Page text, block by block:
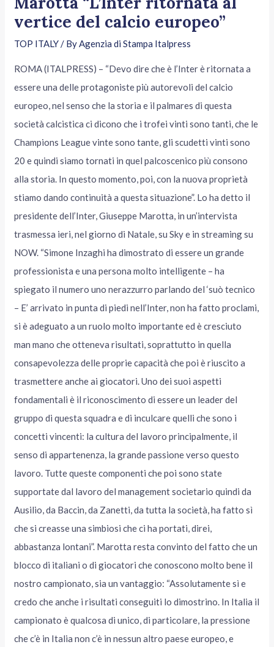
vertice del calcio europeo”
TOP ITALY/ ByAgenzia di Stampa Italpress
ROMA (ITALPRESS) – “Devo dire che è l’Inter è ritornata a
essere una delle protagoniste più autorevoli del calcio
europeo, nel senso che la storia e il palmares di questa
società calcistica ci dicono che i trofei vinti sono tanti, che le
Champions League vinte sono tante, gli scudetti vinti sono
20 e quindi siamo tornati in quel palcoscenico più consono
alla storia. In questo momento, poi, con la nuova proprietà
stiamo dando continuità a questa situazione”. Lo ha detto il
presidente dell’Inter, Giuseppe Marotta, in un’intervista
trasmessa ieri, nel giorno di Natale, su Sky e in streaming su
NOW. “Simone Inzaghi ha dimostrato di essere un grande
professionista e una persona molto intelligente – ha
spiegato il numero uno nerazzurro parlando del ‘suò tecnico
– E’ arrivato in punta di piedi nell’Inter, non ha fatto proclami,
si è adeguato a un ruolo molto importante ed è cresciuto
man mano che otteneva risultati, soprattutto in quella
consapevolezza delle proprie capacità che poi è riuscito a
trasmettere anche ai giocatori. Uno dei suoi aspetti
fondamentali è il riconoscimento di essere un leader del
gruppo di questa squadra e di inculcare quelli che sono i
concetti vincenti: la cultura del lavoro principalmente, il
senso di appartenenza, la grande passione verso questo
lavoro. Tutte queste componenti che poi sono state
supportate dal lavoro del management societario quindi da
Ausilio, da Baccin, da Zanetti, da tutta la società, ha fatto sì
che si creasse una simbiosi che ci ha portati, direi,
abbastanza lontani”. Marotta resta convinto del fatto che un
blocco di italiani o di giocatori che conoscono molto bene il
nostro campionato, sia un vantaggio: “Assolutamente sì e
credo che anche i risultati conseguiti lo dimostrino. In Italia il
campionato è qualcosa di unico, di particolare, la pressione
che c’è in Italia non c’è in nessun altro paese europeo, e